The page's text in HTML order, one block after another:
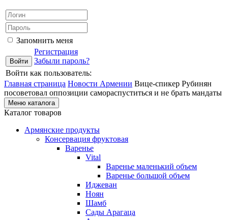
Запомнить меня
Регистрация
Забыли пароль?
Войти как пользователь:
Главная страница Новости Армении Вице-спикер Рубинян
посоветовал оппозиции самораспуститься и не брать мандаты
Меню каталога
Каталог товаров
Армянские продукты
Консервация фруктовая
Варенье
Vital
Варенье маленький объем
Варенье большой объем
Иджеван
Ноян
Шамб
Сады Арагаца